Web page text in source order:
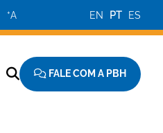
+A EN PT ES
FALE COM A PBH